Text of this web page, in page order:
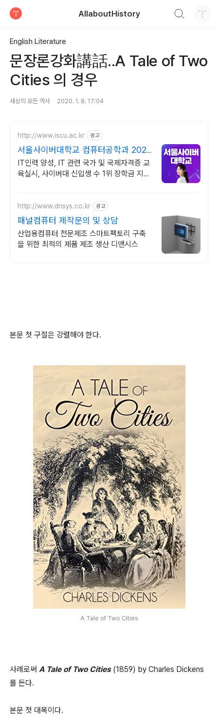
AllaboutHistory
English Literature
문장론강화講話..A Tale of Two
Cities 의 경우
세상의 모든 역사 2020. 1. 8. 17:04
http://www.iscu.ac.kr 광고
서울사이버대학교 컴퓨터공학과 2026
가을학기 신편입생
IT인력 양성, IT 관련 국가 및 국제자격증 교
육실시, 사이버대 신입생 수 1위 장학금 지급
http://www.dnsys.co.kr 광고
패널컴퓨터 제작문의 및 상담
산업용컴퓨터 전문제조 스마트팩토리 구축
을 위한 최적의 제품 제조 생산 디앤시스
본문 첫 구절은 강렬해야 한다.
A Tale of Two Cities
사례로써 A Tale of Two Cities(1859) by Charles Dickens
를 든다.
본문 첫 대목이다.